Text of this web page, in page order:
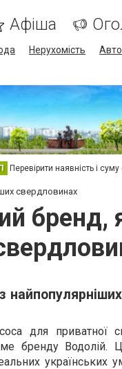
Афіша
Нерухомість
П Перевірити наявність і суму
свердловинах
для приватної
бренду
українських